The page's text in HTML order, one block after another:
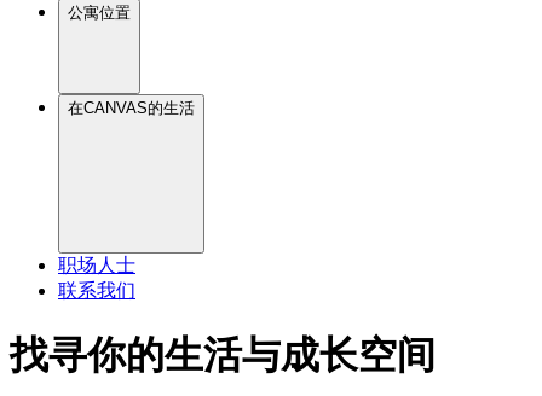
公寓位置
在CANVAS的生活
职场人士
联系我们
找寻你的生活与成长空间